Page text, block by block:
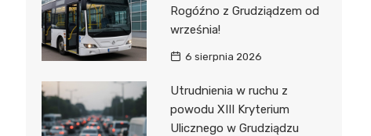
Rogóźno z Grudziądzem od
września!
6 sierpnia 2026
Utrudnienia w ruchu z
powodu XIII Kryterium
Ulicznego w Grudziądzu